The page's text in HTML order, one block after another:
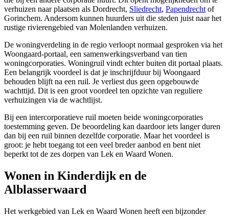
verhuizen naar plaatsen als Dordrecht, Sliedrecht, Papendrecht of
Gorinchem. Andersom kunnen huurders uit die steden juist naar het
rustige rivierengebied van Molenlanden verhuizen.
De woningverdeling in de regio verloopt normaal gesproken via het
Woongaard-portaal, een samenwerkingsverband van tien
woningcorporaties. Woningruil vindt echter buiten dit portaal plaats.
Een belangrijk voordeel is dat je inschrijfduur bij Woongaard
behouden blijft na een ruil. Je verliest dus geen opgebouwde
wachttijd. Dit is een groot voordeel ten opzichte van reguliere
verhuizingen via de wachtlijst.
Bij een intercorporatieve ruil moeten beide woningcorporaties
toestemming geven. De beoordeling kan daardoor iets langer duren
dan bij een ruil binnen dezelfde corporatie. Maar het voordeel is
groot: je hebt toegang tot een veel breder aanbod en bent niet
beperkt tot de zes dorpen van Lek en Waard Wonen.
Wonen in Kinderdijk en de
Alblasserwaard
Het werkgebied van Lek en Waard Wonen heeft een bijzonder